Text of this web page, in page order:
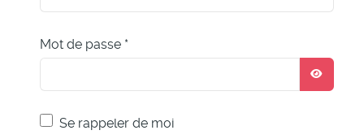
Mot de passe *
Se rappeler de moi